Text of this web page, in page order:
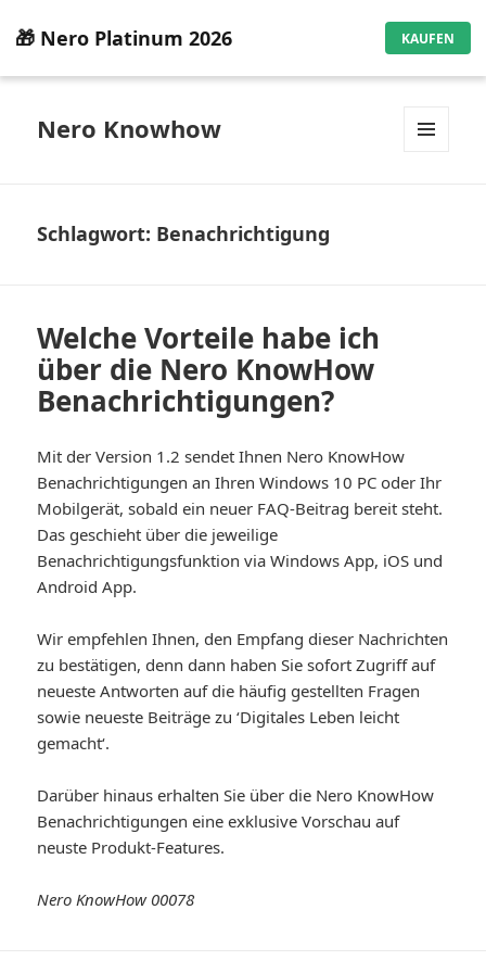
🎁 Nero Platinum 2026 KAUFEN
Nero Knowhow
Schlagwort: Benachrichtigung
Welche Vorteile habe ich
über die Nero KnowHow
Benachrichtigungen?
Mit der Version 1.2 sendet Ihnen Nero KnowHow
Benachrichtigungen an Ihren Windows 10 PC oder Ihr
Mobilgerät, sobald ein neuer FAQ-Beitrag bereit steht.
Das geschieht über die jeweilige
Benachrichtigungsfunktion via Windows App, iOS und
Android App.
Wir empfehlen Ihnen, den Empfang dieser Nachrichten
zu bestätigen, denn dann haben Sie sofort Zugriff auf
neueste Antworten auf die häufig gestellten Fragen
sowie neueste Beiträge zu ‘Digitales Leben leicht
gemacht‘.
Darüber hinaus erhalten Sie über die Nero KnowHow
Benachrichtigungen eine exklusive Vorschau auf
neuste Produkt-Features.
Nero KnowHow 00078